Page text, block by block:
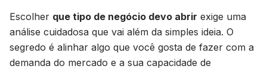
Escolher que tipo de negócio devo abrir exige uma
análise cuidadosa que vai além da simples ideia. O
segredo é alinhar algo que você gosta de fazer com a
demanda do mercado e a sua capacidade de